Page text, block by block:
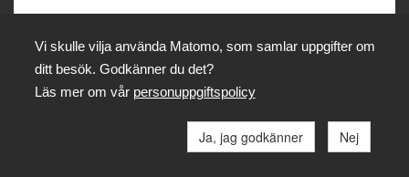
Vi skulle vilja använda Matomo, som samlar uppgifter om
ditt besök. Godkänner du det?
Läs mer om vår personuppgiftspolicy
Ja, jag godkänner Nej